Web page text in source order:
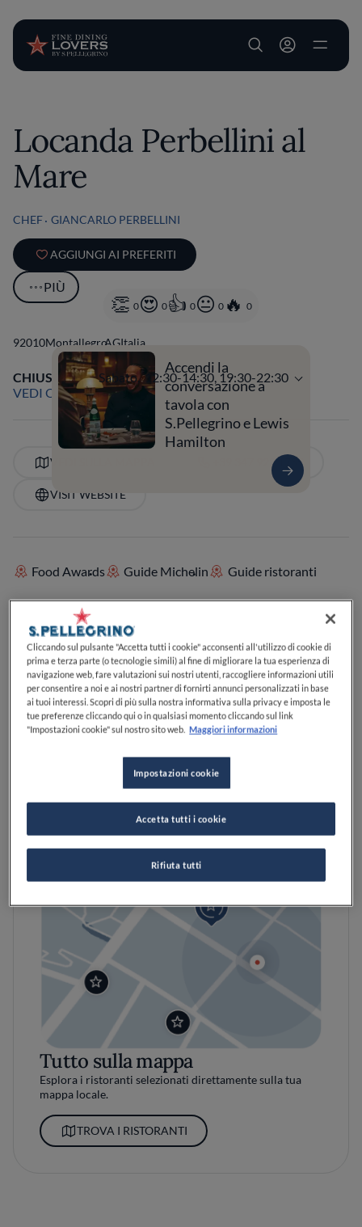
User account
Locanda Perbellini al
Mare
CHEF GIANCARLO PERBELLINI
AGGIUNGI AI PREFERITI
PIÙ
0 0 0 0 0
Accendi la
conversazione a
tavola con
S.Pellegrino e Lewis
Hamilton
92010MontallegroAGItalia
CHIUSO ApreSabato,12:30-14:30, 19:30-22:30
VEDI ORARI
VEDI SULLA MAPPA +39 347 922 1759
VISIT WEBSITE
Food Awards Guide Michelin Guide ristoranti
SERVIZI
Buoni dessert
Specializzato in caffè
Perfetto per il pranzo
Perfetto per la cena
Carta dei vini
Posti a sedere all'aperto
Adatto ai bambini o alle famiglie
Tutto sulla mappa
Esplora i ristoranti selezionati direttamente sulla tua
mappa locale.
TROVA I RISTORANTI
Cliccando sul pulsante "Accetta tutti i cookie" acconsenti all'utilizzo di cookie di
prima e terza parte (o tecnologie simili) al fine di migliorare la tua esperienza di
navigazione web, fare valutazioni sui nostri utenti, raccogliere informazioni utili
per consentire a noi e ai nostri partner di fornirti annunci personalizzati in base
ai tuoi interessi. Scopri di più sulla nostra informativa sulla privacy e imposta le
tue preferenze cliccando qui o in qualsiasi momento cliccando sul link
"Impostazioni cookie" sul nostro sito web. Maggiori informazioni
Impostazioni cookie
Rifiuta tutti
Accetta tutti i cookie